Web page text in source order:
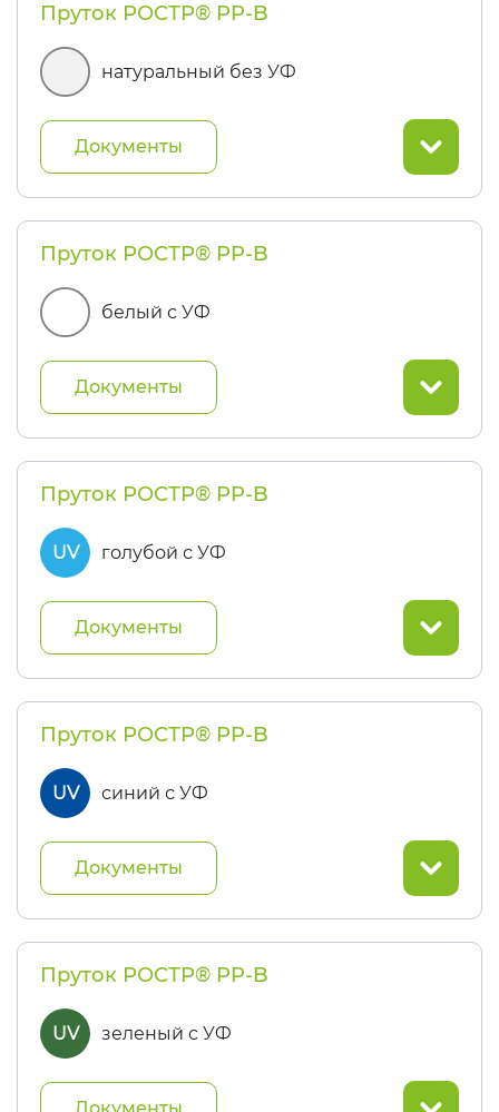
Пруток РОСТР® PP-B
натуральный без УФ
Документы
Пруток РОСТР® PP-B
белый с УФ
Документы
Пруток РОСТР® PP-B
UV голубой с УФ
Документы
Пруток РОСТР® PP-B
UV синий с УФ
Документы
Пруток РОСТР® PP-B
UV зеленый с УФ